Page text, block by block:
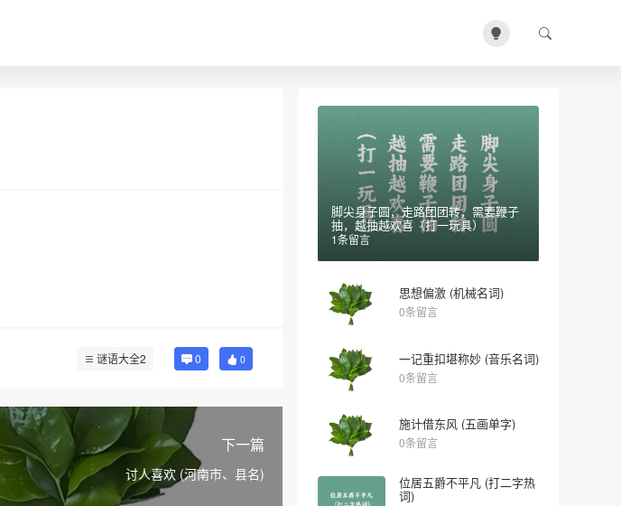
谜语大全2 0 0
下一篇
讨人喜欢 (河南市、县名)
脚尖身子圆，走路团团转，需要鞭子
抽，越抽越欢喜（打一玩具）
1条留言
思想偏激 (机械名词)
0条留言
一记重扣堪称妙 (音乐名词)
0条留言
施计借东风 (五画单字)
0条留言
位居五爵不平凡 (打二字热
词)